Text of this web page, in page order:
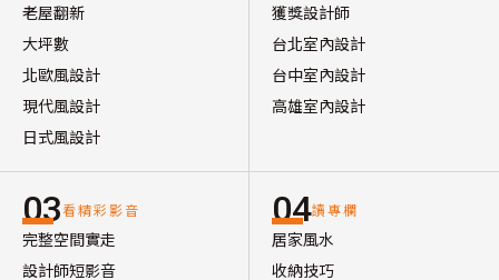
老屋翻新
大坪數
北歐風設計
現代風設計
日式風設計
獲獎設計師
台北室內設計
台中室內設計
高雄室內設計
03看精彩影音
完整空間實走
設計師短影音
04讀專欄
居家風水
收納技巧